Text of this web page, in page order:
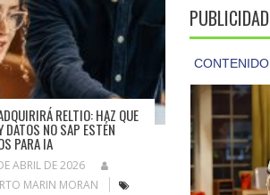
RELTIO: HAZ QUE
DATOS NO SAP ESTÉN
PARA IA
ABRIL DE 2026
MARIN MORAN
PUBLICIDAD